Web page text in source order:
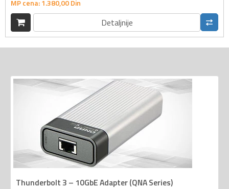
MP cena:1.380,00Din
Detaljnije
Thunderbolt 3 – 10GbE Adapter (QNA Series)